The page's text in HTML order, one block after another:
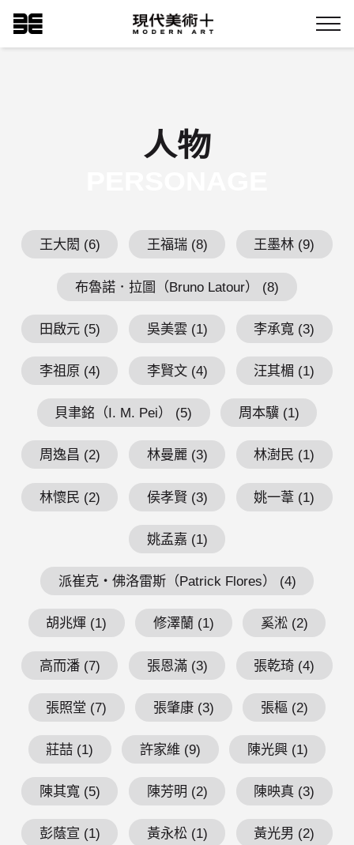
到
主
現代美術+Logo
Menu
人物
王大閎 (6) 王福瑞 (8) 王墨林 (9)
布魯諾．拉圖（Bruno Latour） (8)
田啟元 (5) 吳美雲 (1) 李承寬 (3)
李祖原 (4) 李賢文 (4) 汪其楣 (1)
貝聿銘（I. M. Pei） (5) 周本驥 (1)
周逸昌 (2) 林曼麗 (3) 林澍民 (1)
林懷民 (2) 侯孝賢 (3) 姚一葦 (1)
姚孟嘉 (1)
派崔克・佛洛雷斯（Patrick Flores） (4)
胡兆煇 (1) 修澤蘭 (1) 奚淞 (2)
高而潘 (7) 張恩滿 (3) 張乾琦 (4)
張照堂 (7) 張肇康 (3) 張樞 (2)
莊喆 (1) 許家維 (9) 陳光興 (1)
陳其寬 (5) 陳芳明 (2) 陳映真 (3)
彭蔭宣 (1) 黃永松 (1) 黃光男 (2)